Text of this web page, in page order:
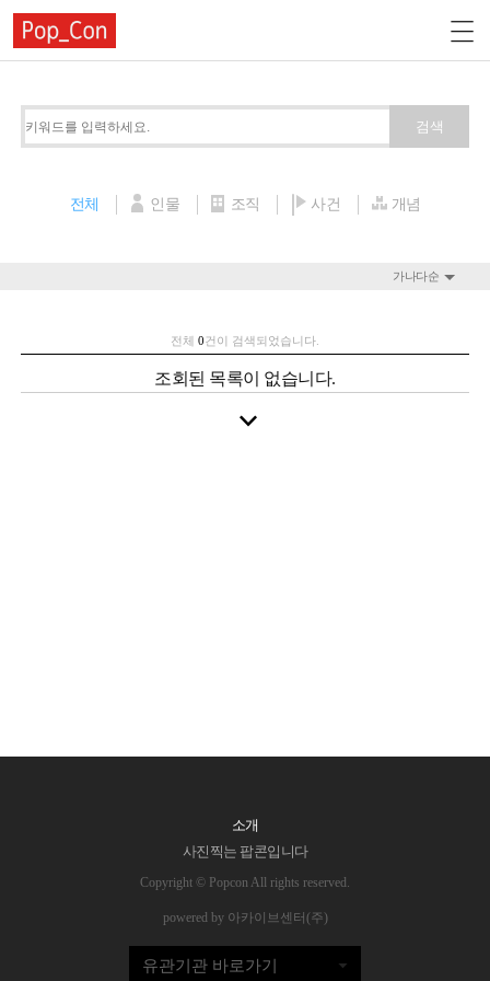
검색
전체 인물 조직 사건 개념
가나다순
전체 0건이 검색되었습니다.
조회된 목록이 없습니다.
소개
사진찍는 팝콘입니다
Copyright © Popcon All rights reserved.
powered by 아카이브센터(주)
유관기관 바로가기